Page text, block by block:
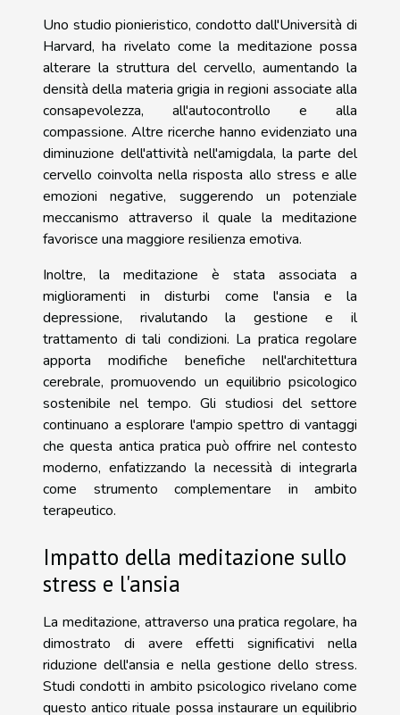
Uno studio pionieristico, condotto dall'Università di
Harvard, ha rivelato come la meditazione possa
alterare la struttura del cervello, aumentando la
densità della materia grigia in regioni associate alla
consapevolezza, all'autocontrollo e alla
compassione. Altre ricerche hanno evidenziato una
diminuzione dell'attività nell'amigdala, la parte del
cervello coinvolta nella risposta allo stress e alle
emozioni negative, suggerendo un potenziale
meccanismo attraverso il quale la meditazione
favorisce una maggiore resilienza emotiva.
Inoltre, la meditazione è stata associata a
miglioramenti in disturbi come l'ansia e la
depressione, rivalutando la gestione e il
trattamento di tali condizioni. La pratica regolare
apporta modifiche benefiche nell'architettura
cerebrale, promuovendo un equilibrio psicologico
sostenibile nel tempo. Gli studiosi del settore
continuano a esplorare l'ampio spettro di vantaggi
che questa antica pratica può offrire nel contesto
moderno, enfatizzando la necessità di integrarla
come strumento complementare in ambito
terapeutico.
Impatto della meditazione sullo
stress e l'ansia
La meditazione, attraverso una pratica regolare, ha
dimostrato di avere effetti significativi nella
riduzione dell'ansia e nella gestione dello stress.
Studi condotti in ambito psicologico rivelano come
questo antico rituale possa instaurare un equilibrio